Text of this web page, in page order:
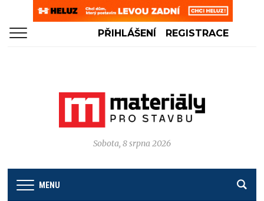
PŘIHLÁŠENÍ REGISTRACE
Sobota, 8 srpna 2026
MENU